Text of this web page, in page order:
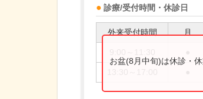
診療/受付時間・休診日
外来受付時間 月
お盆(8月中旬)は休診・